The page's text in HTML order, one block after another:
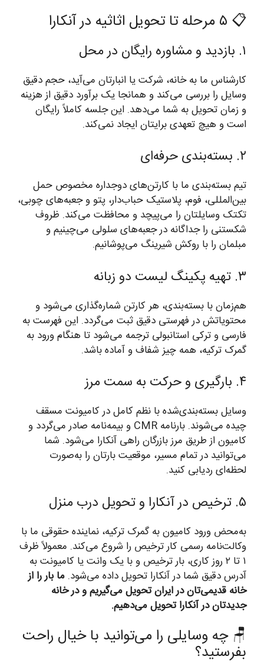
📋 ۵ مرحله تا تحویل اثاثیه در آنکارا
۱. بازدید و مشاوره رایگان در محل
کارشناس ما به خانه، شرکت یا انبارتان می‌آید، حجم دقیق
وسایل را بررسی می‌کند و همانجا یک برآورد دقیق از هزینه
و زمان تحویل به شما می‌دهد. این جلسه کاملاً رایگان
است و هیچ تعهدی برایتان ایجاد نمی‌کند.
۲. بسته‌بندی حرفه‌ای
تیم بسته‌بندی ما با کارتن‌های دوجداره مخصوص حمل
بین‌المللی، فوم، پلاستیک حباب‌دار، پتو و جعبه‌های چوبی،
تکتک وسایلتان را می‌پیچد و محافظت می‌کند. ظروف
شکستنی را جداگانه در جعبه‌های سلولی می‌چینیم و
مبلمان را با روکش شیرینگ می‌پوشانیم.
۳. تهیه پکینگ لیست دو زبانه
هم‌زمان با بسته‌بندی، هر کارتن شماره‌گذاری می‌شود و
محتویاتش در فهرستی دقیق ثبت می‌گردد. این فهرست به
فارسی و ترکی استانبولی ترجمه می‌شود تا هنگام ورود به
گمرک ترکیه، همه چیز شفاف و آماده باشد.
۴. بارگیری و حرکت به سمت مرز
وسایل بسته‌بندی‌شده با نظم کامل در کامیونت مسقف
چیده می‌شوند. بارنامه CMR و بیمه‌نامه صادر می‌گردد و
کامیون از طریق مرز بازرگان راهی آنکارا می‌شود. شما
می‌توانید در تمام مسیر، موقعیت بارتان را به‌صورت
لحظه‌ای ردیابی کنید.
۵. ترخیص در آنکارا و تحویل درب منزل
به‌محض ورود کامیون به گمرک ترکیه، نماینده حقوقی ما با
وکالت‌نامه رسمی کار ترخیص را شروع می‌کند. معمولاً ظرف
۱ تا ۲ روز کاری، بار ترخیص و با یک وانت یا کامیونت به
آدرس دقیق شما در آنکارا تحویل داده می‌شود. ما بار را از
خانه قدیمی‌تان در ایران تحویل می‌گیریم و در خانه
جدیدتان در آنکارا تحویل می‌دهیم.
🪑 چه وسایلی را می‌توانید با خیال راحت
بفرستید؟